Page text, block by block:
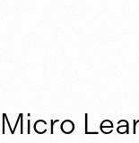
Micro